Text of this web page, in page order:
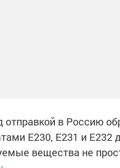
отправкой в Россию
Е230, Е231 и Е232
вещества не